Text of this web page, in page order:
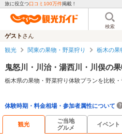
旅に役立つ口コミ100万件掲載！
検索
ゲスト さん
観光 関東の果物・野菜狩り 栃木の果
鬼怒川・川治・湯西川・川俣の
栃木県の果物・野菜狩りの特徴
体験時期・料金相場・参加者属性について
観光
ご当地
グルメ
イベント